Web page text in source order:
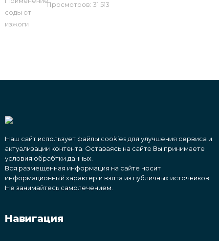
Просмотров: 31 513
Наш сайт использует файлы cookies для улучшения сервиса и
актуализации контента. Оставаясь на сайте Вы принимаете
условия обрабтки данных.
Вся размещенная информация на сайте носит
информационный характер и взята из публичных источников.
Не занимайтесь самолечением.
Навигация